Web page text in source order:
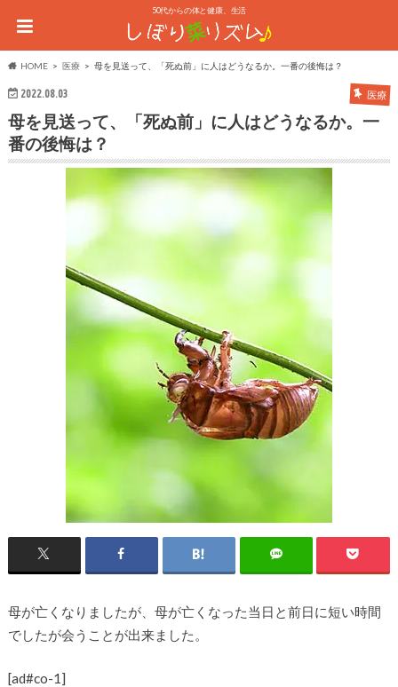
50代からの体と健康、生活
HOME 医療 母を見送って、「死ぬ前」に人はどうなるか。一番の後悔は？
2022.08.03 医療
母を見送って、「死ぬ前」に人はどうなるか。一
番の後悔は？
母が亡くなりましたが、母が亡くなった当日と前日に短い時間
でしたが会うことが出来ました。
[ad#co-1]